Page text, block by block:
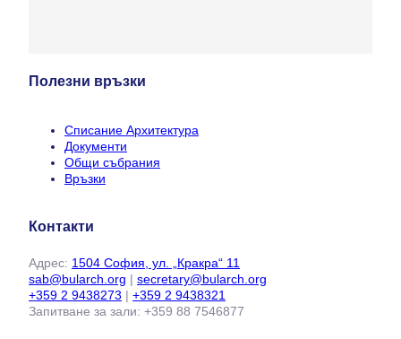
Полезни връзки
Списание Архитектура
Документи
Общи събрания
Връзки
Контакти
Адрес: 1504 София, ул. „Кракра“ 11
sab@bularch.org | secretary@bularch.org
+359 2 9438273 | +359 2 9438321
Запитване за зали: +359 88 7546877